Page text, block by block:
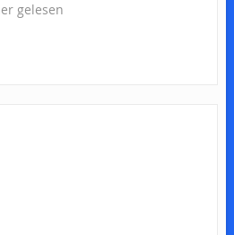
gelesen